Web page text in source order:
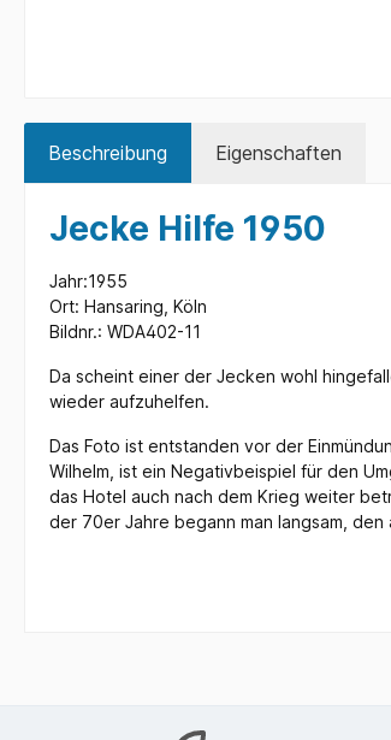
Beschreibung Eigenschaften
Jecke Hilfe 1950
Jahr:1955
Ort: Hansaring, Köln
Bildnr.: WDA402-11
Da scheint einer der Jecken wohl
wieder aufzuhelfen.
Das Foto ist entstanden vor der
Wilhelm, ist ein Negativbeispiel für den
das Hotel auch nach dem Krieg weiter
der 70er Jahre begann man langsam,